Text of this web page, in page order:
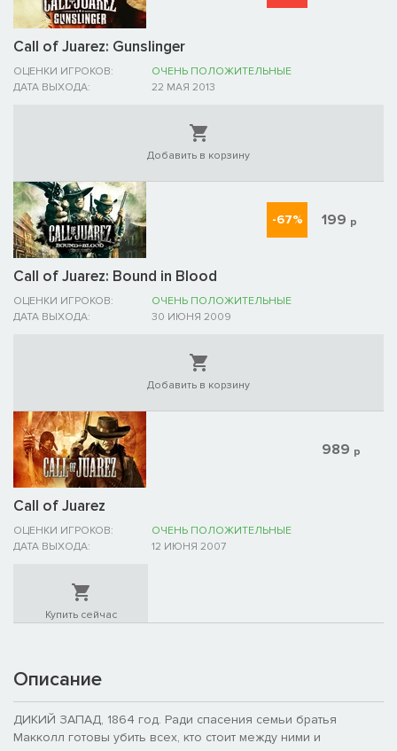
Call of Juarez: Gunslinger
ОЦЕНКИ ИГРОКОВ:
ОЧЕНЬ ПОЛОЖИТЕЛЬНЫЕ
ДАТА ВЫХОДА:
22 МАЯ 2013
Добавить в корзину
Call of Juarez: Bound in Blood
ОЦЕНКИ ИГРОКОВ:
ОЧЕНЬ ПОЛОЖИТЕЛЬНЫЕ
ДАТА ВЫХОДА:
30 ИЮНЯ 2009
-67% 199 р
Добавить в корзину
Call of Juarez
ОЦЕНКИ ИГРОКОВ:
ОЧЕНЬ ПОЛОЖИТЕЛЬНЫЕ
ДАТА ВЫХОДА:
12 ИЮНЯ 2007
989 р
Купить сейчас
Описание
ДИКИЙ ЗАПАД, 1864 год. Ради спасения семьи братья
Макколл готовы убить всех, кто стоит между ними и